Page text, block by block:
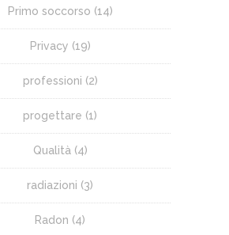
Primo soccorso (14)
Privacy (19)
professioni (2)
progettare (1)
Qualità(4)
radiazioni (3)
Radon (4)